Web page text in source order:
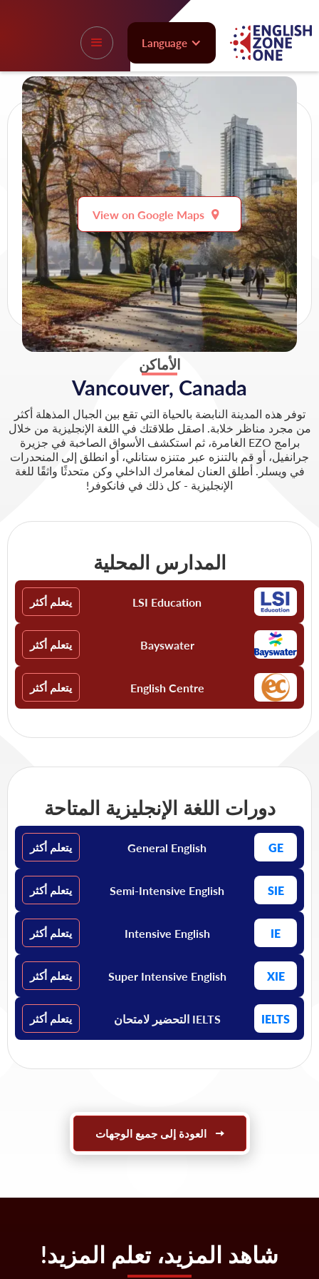
Language
الأماكن
Vancouver, Canada
توفر هذه المدينة النابضة بالحياة التي تقع بين الجبال المذهلة أكثر
من مجرد مناظر خلابة. اصقل طلاقتك في اللغة الإنجليزية من خلال
برامج EZO الغامرة، ثم استكشف الأسواق الصاخبة في جزيرة
جرانفيل، أو قم بالتنزه عبر متنزه ستانلي، أو انطلق إلى المنحدرات
في ويسلر. أطلق العنان لمغامرك الداخلي وكن متحدثًا واثقًا للغة
الإنجليزية - كل ذلك في فانكوفر!
View on Google Maps
المدارس المحلية
LSI Education يتعلم أكثر
Bayswater يتعلم أكثر
English Centre يتعلم أكثر
دورات اللغة الإنجليزية المتاحة
GE
General English يتعلم أكثر
SIE
Semi-Intensive English يتعلم أكثر
IE
Intensive English يتعلم أكثر
XIE
Super Intensive English يتعلم أكثر
IELTS IELTS التحضير لامتحان يتعلم أكثر
العودة إلى جميع الوجهات
شاهد المزيد، تعلم المزيد!